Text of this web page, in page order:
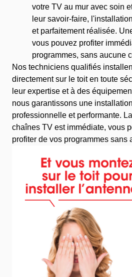
votre TV au mur avec soin
leur savoir-faire,
et parfaitement réalisée.
vous pouvez profiter
programmes, sans aucune
Nos techniciens qualifiés
directement sur le toit en toute
leur expertise et à des
nous garantissons une
professionnelle et performante.
chaînes TV est immédiate, vous
profiter de vos programmes sans